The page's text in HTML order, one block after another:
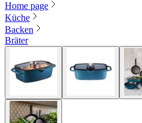
Home page
Küche
Backen
Bräter